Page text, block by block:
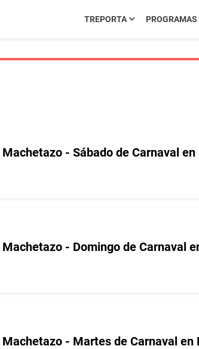
TREPORTA PROGRAMAS
- Sábado de Carnaval en
- Domingo de Carnaval
- Martes de Carnaval en